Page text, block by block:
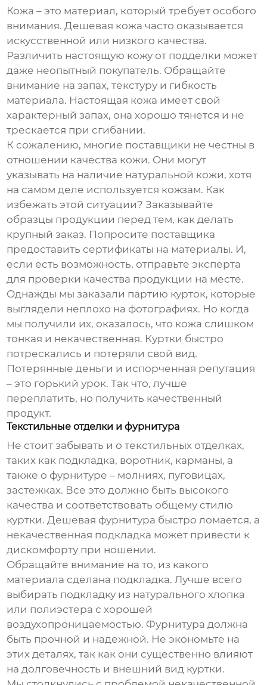
Кожа – это материал, который требует особого
внимания. Дешевая кожа часто оказывается
искусственной или низкого качества.
Различить настоящую кожу от подделки может
даже неопытный покупатель. Обращайте
внимание на запах, текстуру и гибкость
материала. Настоящая кожа имеет свой
характерный запах, она хорошо тянется и не
трескается при сгибании.
К сожалению, многие поставщики не честны в
отношении качества кожи. Они могут
указывать на наличие натуральной кожи, хотя
на самом деле используется кожзам. Как
избежать этой ситуации? Заказывайте
образцы продукции перед тем, как делать
крупный заказ. Попросите поставщика
предоставить сертификаты на материалы. И,
если есть возможность, отправьте эксперта
для проверки качества продукции на месте.
Однажды мы заказали партию курток, которые
выглядели неплохо на фотографиях. Но когда
мы получили их, оказалось, что кожа слишком
тонкая и некачественная. Куртки быстро
потрескались и потеряли свой вид.
Потерянные деньги и испорченная репутация
– это горький урок. Так что, лучше
переплатить, но получить качественный
продукт.
Текстильные отделки и фурнитура
Не стоит забывать и о текстильных отделках,
таких как подкладка, воротник, карманы, а
также о фурнитуре – молниях, пуговицах,
застежках. Все это должно быть высокого
качества и соответствовать общему стилю
куртки. Дешевая фурнитура быстро ломается, а
некачественная подкладка может привести к
дискомфорту при ношении.
Обращайте внимание на то, из какого
материала сделана подкладка. Лучше всего
выбирать подкладку из натурального хлопка
или полиэстера с хорошей
воздухопроницаемостью. Фурнитура должна
быть прочной и надежной. Не экономьте на
этих деталях, так как они существенно влияют
на долговечность и внешний вид куртки.